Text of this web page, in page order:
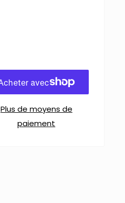
Plus de moyens de
paiement